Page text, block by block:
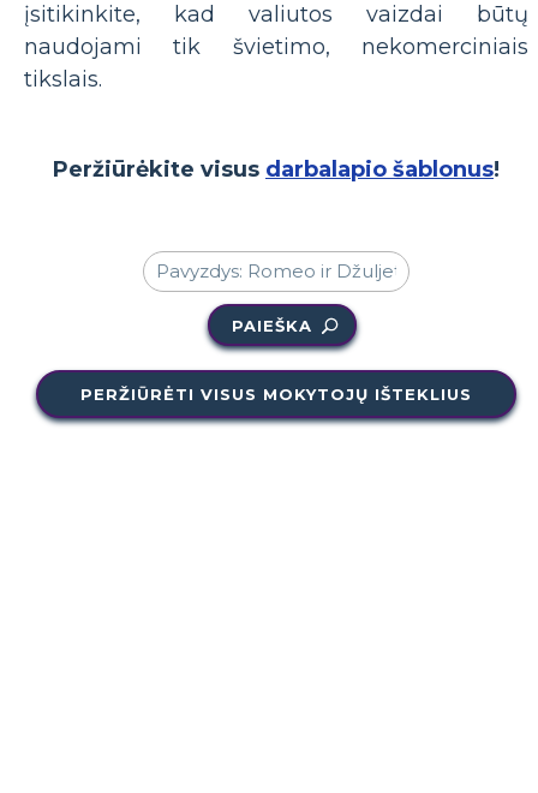
įsitikinkite, kad valiutos vaizdai būtų
naudojami tik švietimo, nekomerciniais
tikslais.
Peržiūrėkite visus darbalapio šablonus!
PAIEŠKA
PERŽIŪRĖTI VISUS MOKYTOJŲ IŠTEKLIUS